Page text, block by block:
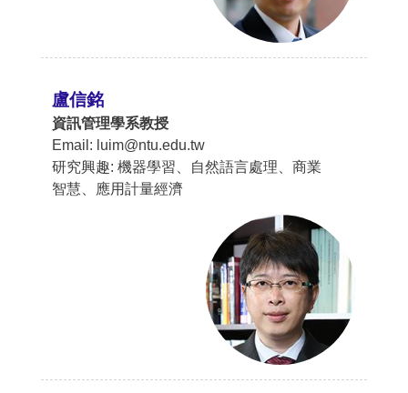
盧信銘
資訊管理學系教授
Email: luim@ntu.edu.tw
研究興趣: 機器學習、自然語言處理、商業
智慧、應用計量經濟